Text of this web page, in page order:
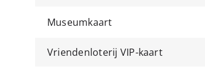
Museumkaart
Vriendenloterij VIP-kaart